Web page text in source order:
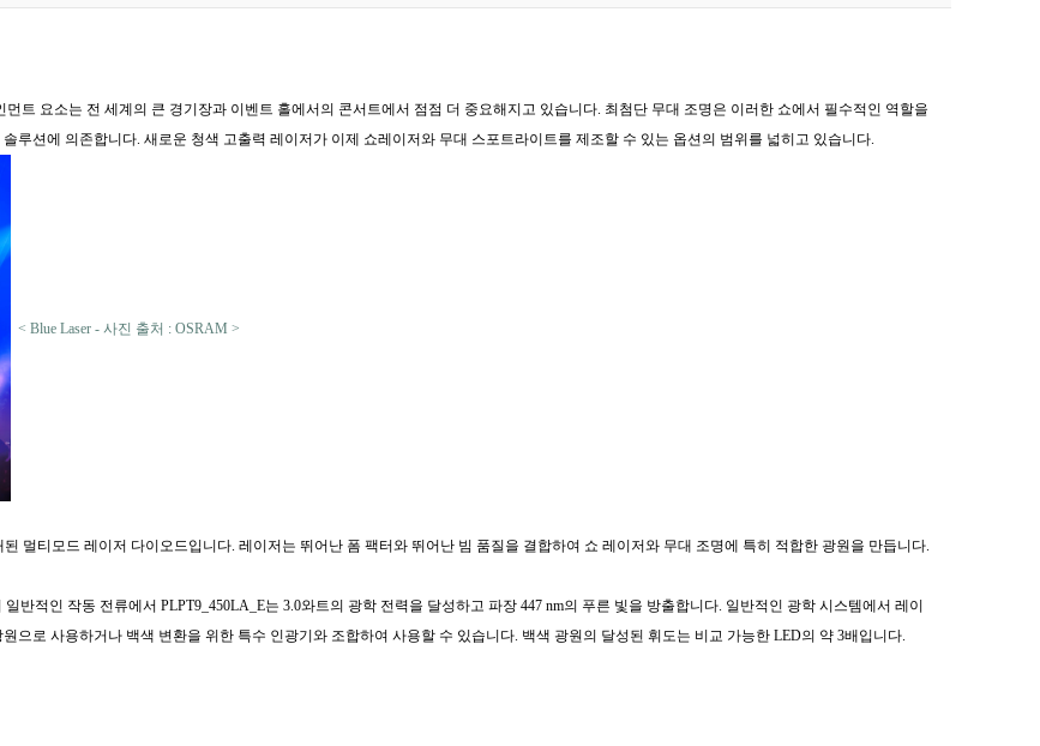
트 요소는 전 세계의 큰 경기장과 이벤트 홀에서의 콘서트에서 점점 더 중요해지고 있습니다. 최첨단 무대 조명은 이러한 쇼에서 필수적인 역할을
루션에 의존합니다. 새로운 청색 고출력 레이저가 이제 쇼레이저와 무대 스포트라이트를 제조할 수 있는 옵션의 범위를 넓히고 있습니다.
< Blue Laser - 사진 출처 : OSRAM >
멀티모드 레이저 다이오드입니다. 레이저는 뛰어난 폼 팩터와 뛰어난 빔 품질을 결합하여 쇼 레이저와 무대 조명에 특히 적합한 광원을 만듭니다.
반적인 작동 전류에서 PLPT9_450LA_E는 3.0와트의 광학 전력을 달성하고 파장 447 nm의 푸른 빛을 방출합니다. 일반적인 광학 시스템에서 레이
으로 사용하거나 백색 변환을 위한 특수 인광기와 조합하여 사용할 수 있습니다. 백색 광원의 달성된 휘도는 비교 가능한 LED의 약 3배입니다.